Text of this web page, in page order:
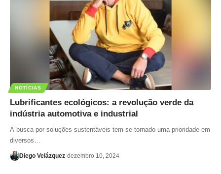
NOTÍCIAS
Lubrificantes ecológicos: a revolução verde da
indústria automotiva e industrial
A busca por soluções sustentáveis tem se tornado uma prioridade em
diversos…
Diego Velázquez dezembro 10, 2024